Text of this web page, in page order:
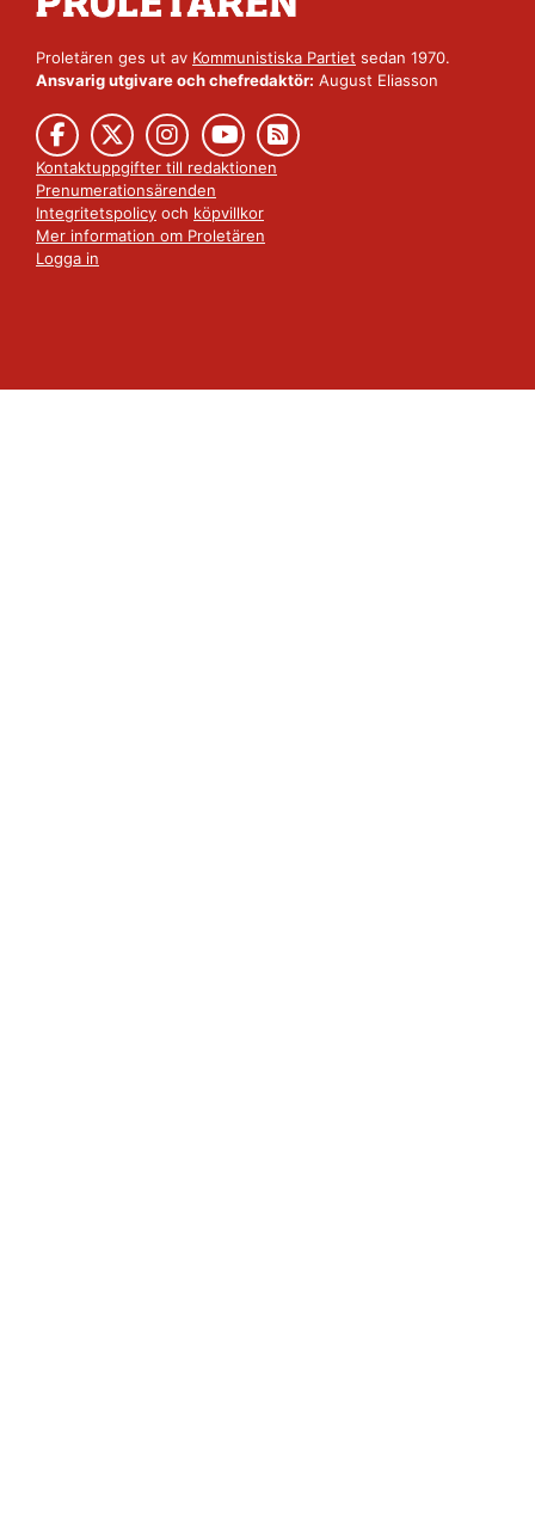
Proletären ges ut av Kommunistiska Partiet sedan 1970.
Ansvarig utgivare och chefredaktör: August Eliasson
Kontaktuppgifter till redaktionen
Prenumerationsärenden
Integritetspolicy och köpvillkor
Mer information om Proletären
Logga in